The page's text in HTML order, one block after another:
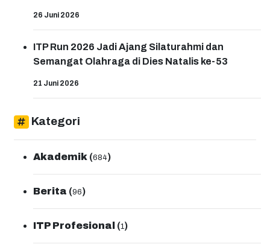
26 Juni 2026
ITP Run 2026 Jadi Ajang Silaturahmi dan
Semangat Olahraga di Dies Natalis ke-53
21 Juni 2026
Kategori
Akademik (684)
Berita (96)
ITP Profesional (1)